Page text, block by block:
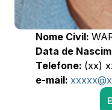
Nome Civil:
Data de
Telefone: (xx)
e-mail: